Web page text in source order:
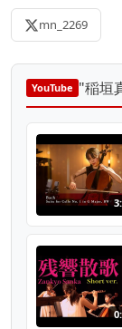
mn_2269
YouTube "稲垣